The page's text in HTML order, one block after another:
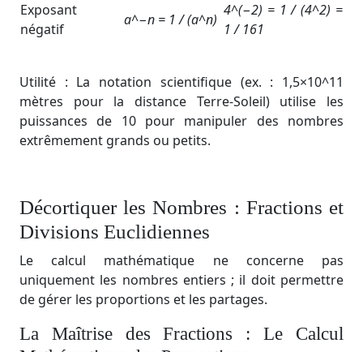
Exposant
négatif
a^−n = 1 / (a^n)
4^(−2) = 1 / (4^2) ​=
1 / 161
Utilité : La notation scientifique (ex. : 1,5×10^11
mètres pour la distance Terre-Soleil) utilise les
puissances de 10 pour manipuler des nombres
extrêmement grands ou petits.
Décortiquer les Nombres : Fractions et
Divisions Euclidiennes
Le calcul mathématique ne concerne pas
uniquement les nombres entiers ; il doit permettre
de gérer les proportions et les partages.
La Maîtrise des Fractions : Le Calcul